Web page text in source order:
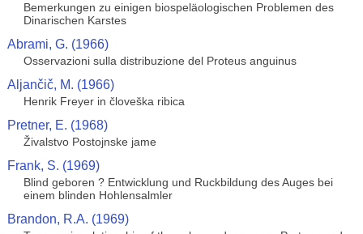
Bemerkungen zu einigen biospeläologischen Problemen des
Dinarischen Karstes
Abrami, G. (1966)
Osservazioni sulla distribuzione del Proteus anguinus
Aljančič, M. (1966)
Henrik Freyer in človeška ribica
Pretner, E. (1968)
Živalstvo Postojnske jame
Frank, S. (1969)
Blind geboren ? Entwicklung und Ruckbildung des Auges bei
einem blinden Hohlensalmler
Brandon, R.A. (1969)